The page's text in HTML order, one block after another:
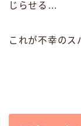
じらせる…
これが不幸のス